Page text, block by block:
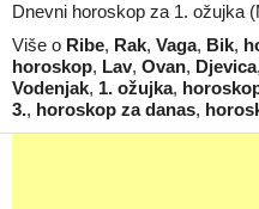
Dnevni horoskop za 1. ožujka
Više o Ribe, Rak, Vaga, Bik,
horoskop, Lav, Ovan, Djevica,
Vodenjak, 1. ožujka,
3., horoskop za danas,